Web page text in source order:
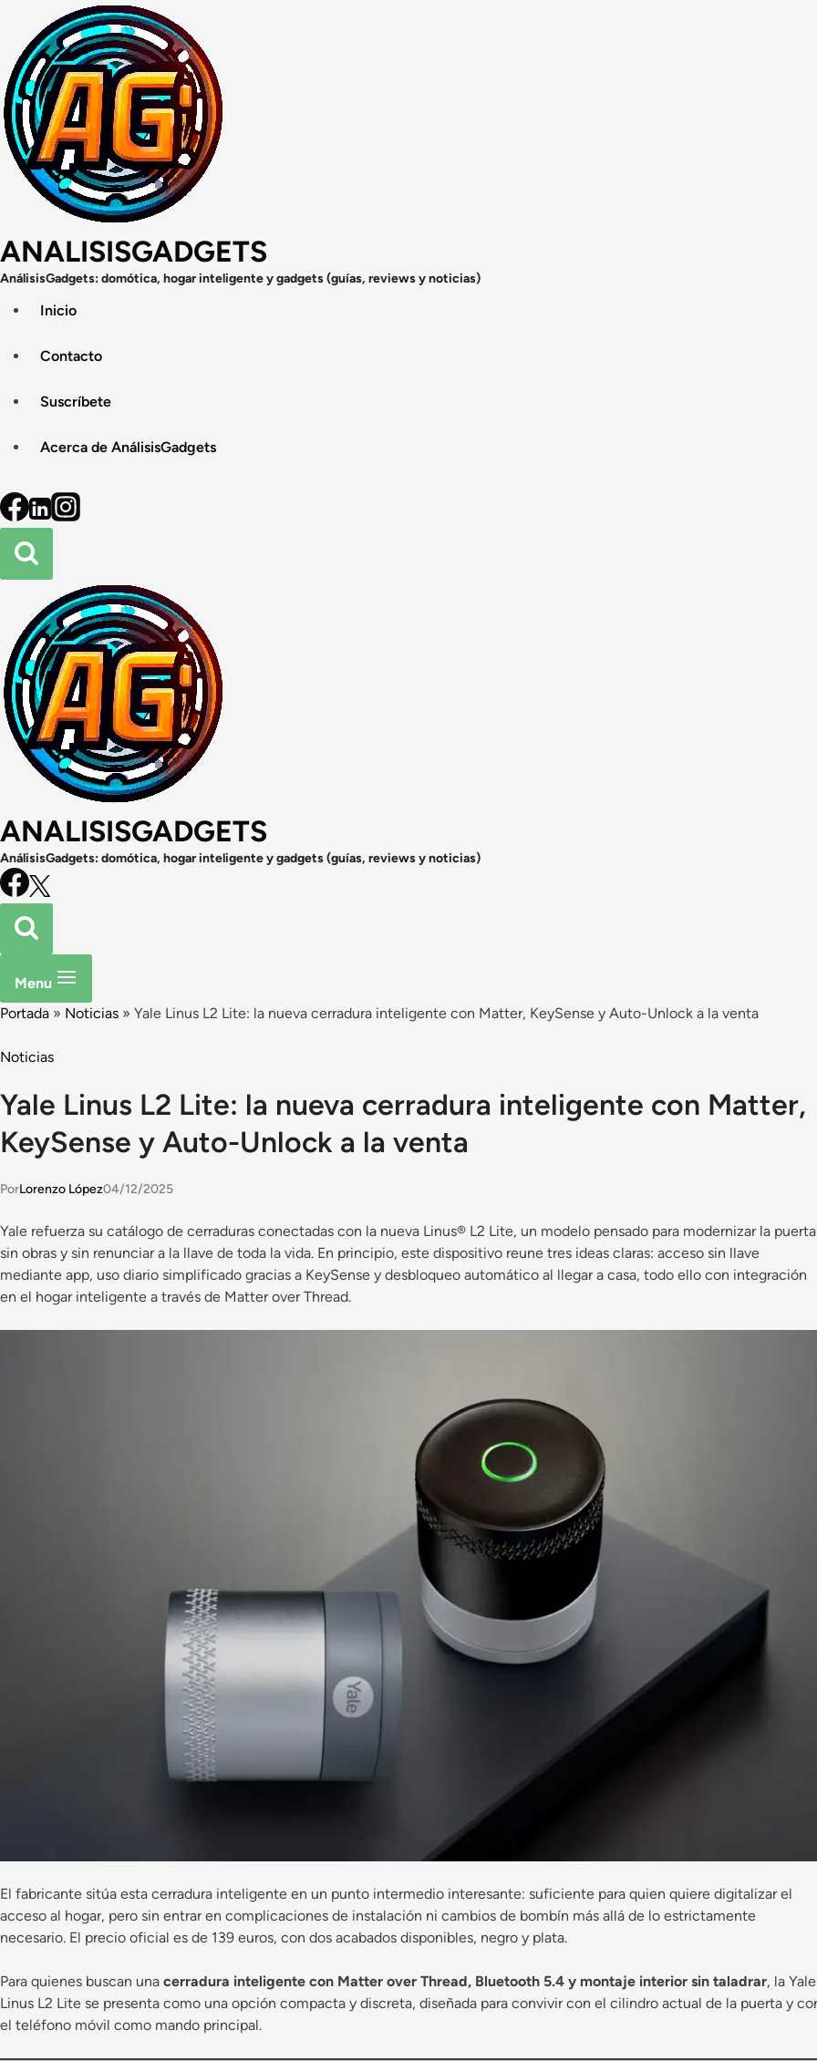
contenido
ANALISISGADGETS
AnálisisGadgets: domótica, hogar inteligente y gadgets (guías, reviews y noticias)
Inicio
Contacto
Suscríbete
Acerca de AnálisisGadgets
ANALISISGADGETS
AnálisisGadgets: domótica, hogar inteligente y gadgets (guías, reviews y noticias)
Menu
Portada » Noticias » Yale Linus L2 Lite: la nueva cerradura inteligente con Matter, KeySense y Auto-Unlock a la venta
Noticias
Yale Linus L2 Lite: la nueva cerradura inteligente con Matter,
KeySense y Auto-Unlock a la venta
PorLorenzo López04/12/2025
Yale refuerza su catálogo de cerraduras conectadas con la nueva Linus® L2 Lite, un modelo pensado para modernizar la puerta
sin obras y sin renunciar a la llave de toda la vida. En principio, este dispositivo reune tres ideas claras: acceso sin llave
mediante app, uso diario simplificado gracias a KeySense y desbloqueo automático al llegar a casa, todo ello con integración
en el hogar inteligente a través de Matter over Thread.
El fabricante sitúa esta cerradura inteligente en un punto intermedio interesante: suficiente para quien quiere digitalizar el
acceso al hogar, pero sin entrar en complicaciones de instalación ni cambios de bombín más allá de lo estrictamente
necesario. El precio oficial es de 139 euros, con dos acabados disponibles, negro y plata.
Para quienes buscan una cerradura inteligente con Matter over Thread, Bluetooth 5.4 y montaje interior sin taladrar, la Yale
Linus L2 Lite se presenta como una opción compacta y discreta, diseñada para convivir con el cilindro actual de la puerta y
el teléfono móvil como mando principal.